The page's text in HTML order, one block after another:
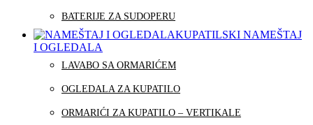
BATERIJE ZA SUDOPERU
KUPATILSKI NAMEŠTAJ
I OGLEDALA
LAVABO SA ORMARIĆEM
OGLEDALA ZA KUPATILO
ORMARIĆI ZA KUPATILO – VERTIKALE